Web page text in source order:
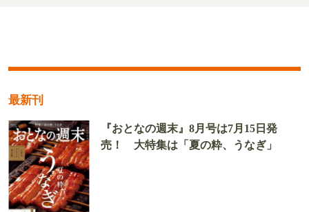
最新刊
『おとなの週末』8月号は7月15日発
売！ 大特集は「夏の粋、うなぎ」